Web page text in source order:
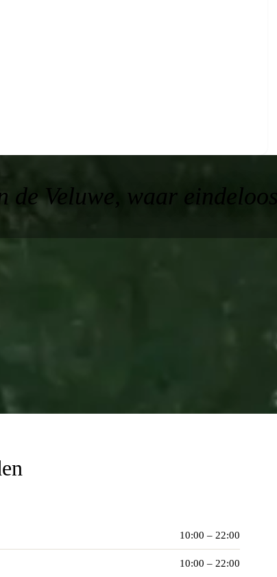
de Veluwe, waar
10:00 – 22:00
10:00 – 22:00